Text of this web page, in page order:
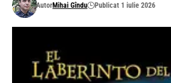
AutorMihai Gîndu Publicat 1 iulie 2026